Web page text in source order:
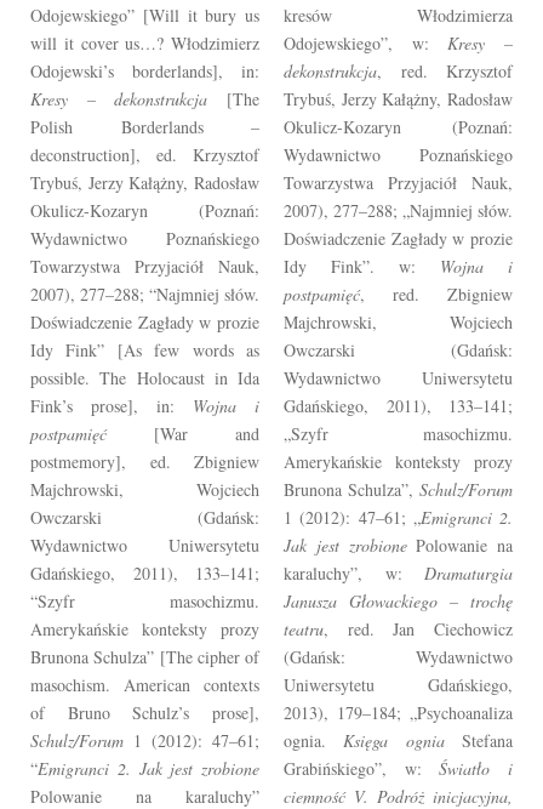
Odojewskiego” [Will it bury us
will it cover us…? Włodzimierz
Odojewski’s borderlands], in:
Kresy – dekonstrukcja [The
Polish Borderlands –
deconstruction], ed. Krzysztof
Trybuś, Jerzy Kałążny, Radosław
Okulicz-Kozaryn (Poznań:
Wydawnictwo Poznańskiego
Towarzystwa Przyjaciół Nauk,
2007), 277–288; “Najmniej słów.
Doświadczenie Zagłady w prozie
Idy Fink” [As few words as
possible. The Holocaust in Ida
Fink’s prose], in: Wojna i
postpamięć [War and
postmemory], ed. Zbigniew
Majchrowski, Wojciech
Owczarski (Gdańsk:
Wydawnictwo Uniwersytetu
Gdańskiego, 2011), 133–141;
“Szyfr masochizmu.
Amerykańskie konteksty prozy
Brunona Schulza” [The cipher of
masochism. American contexts
of Bruno Schulz’s prose],
Schulz/Forum 1 (2012): 47–61;
“Emigranci 2. Jak jest zrobione
Polowanie na karaluchy”
kresów Włodzimierza
Odojewskiego”, w:Kresy –
dekonstrukcja, red. Krzysztof
Trybuś, Jerzy Kałążny, Radosław
Okulicz-Kozaryn (Poznań:
Wydawnictwo Poznańskiego
Towarzystwa Przyjaciół Nauk,
2007), 277–288; „Najmniej słów.
Doświadczenie Zagłady w prozie
Idy Fink”. w: Wojna i
postpamięć, red. Zbigniew
Majchrowski, Wojciech
Owczarski (Gdańsk:
Wydawnictwo Uniwersytetu
Gdańskiego, 2011), 133–141;
„Szyfr masochizmu.
Amerykańskie konteksty prozy
Brunona Schulza”, Schulz/Forum
1 (2012): 47–61; „Emigranci 2.
Jak jest zrobionePolowanie na
karaluchy”, w: Dramaturgia
Janusza Głowackiego – trochę
teatru, red. Jan Ciechowicz
(Gdańsk: Wydawnictwo
Uniwersytetu Gdańskiego,
2013), 179–184; „Psychoanaliza
ognia.Księga ogniaStefana
Grabińskiego”, w:Światło i
ciemność V. Podróż inicjacyjna,